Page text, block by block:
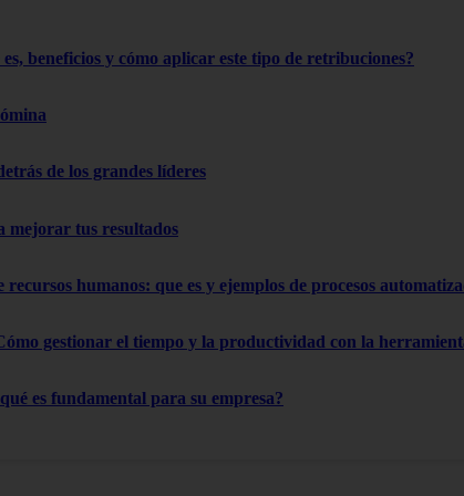
beneficios y cómo aplicar este tipo de retribuciones?
de los grandes líderes
mejorar tus resultados
humanos: que es y ejemplos de procesos
gestionar el tiempo y la productividad con la
es fundamental para su empresa?